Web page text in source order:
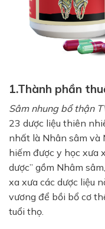
1.Thành phần
Sâm nhung bổ thận
23 dược liệu thiên
nhất là Nhân sâm và
hiếm được y học xưa
dược” gồm Nhâm
xa xưa các dược liệu
vương để bồi bổ cơ
tuổi thọ.